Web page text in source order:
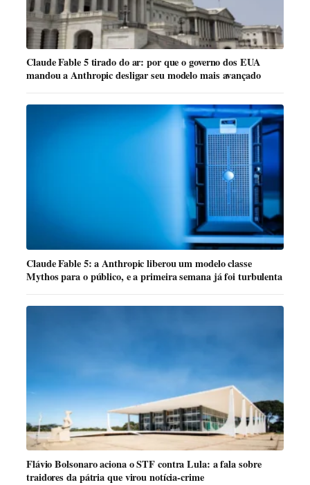
Claude Fable 5 tirado do ar: por que o governo dos EUA
mandou a Anthropic desligar seu modelo mais avançado
Claude Fable 5: a Anthropic liberou um modelo classe
Mythos para o público, e a primeira semana já foi turbulenta
Flávio Bolsonaro aciona o STF contra Lula: a fala sobre
traidores da pátria que virou notícia-crime